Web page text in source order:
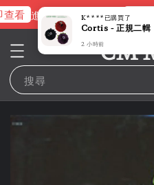
看 進擊的巨人片頭曲 立即查
CM
搜尋
K****已購買了
2 小時前